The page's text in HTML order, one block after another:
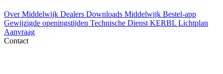
Over Middelwijk Dealers Downloads Middelwijk Bestel-app
Gewijzigde openingstijden Technische Dienst KERBL Lichtplan
Aanvraag
Contact